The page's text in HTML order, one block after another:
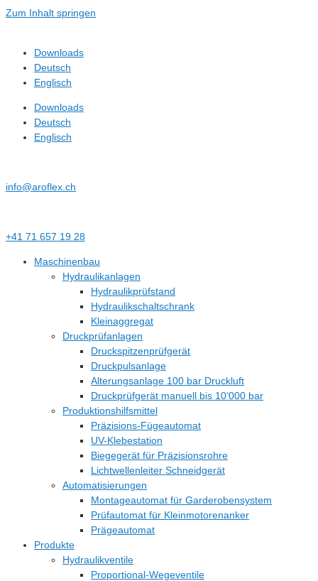
Zum Inhalt springen
Downloads
Deutsch
Englisch
Downloads
Deutsch
Englisch
info@aroflex.ch
+41 71 657 19 28
Maschinenbau
Hydraulikanlagen
Hydraulikprüfstand
Hydraulikschaltschrank
Kleinaggregat
Druckprüfanlagen
Druckspitzenprüfgerät
Druckpulsanlage
Alterungsanlage 100 bar Druckluft
Druckprüfgerät manuell bis 10‘000 bar
Produktionshilfsmittel
Präzisions-Fügeautomat
UV-Klebestation
Biegegerät für Präzisionsrohre
Lichtwellenleiter Schneidgerät
Automatisierungen
Montageautomat für Garderobensystem
Prüfautomat für Kleinmotorenanker
Prägeautomat
Produkte
Hydraulikventile
Proportional-Wegeventile